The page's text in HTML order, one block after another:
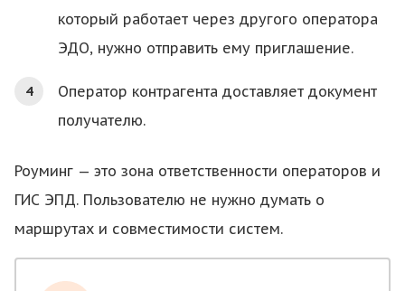
который работает через другого оператора
ЭДО, нужно отправить ему приглашение.
Оператор контрагента доставляет документ
получателю.
Роуминг — это зона ответственности операторов и
ГИС ЭПД. Пользователю не нужно думать о
маршрутах и совместимости систем.